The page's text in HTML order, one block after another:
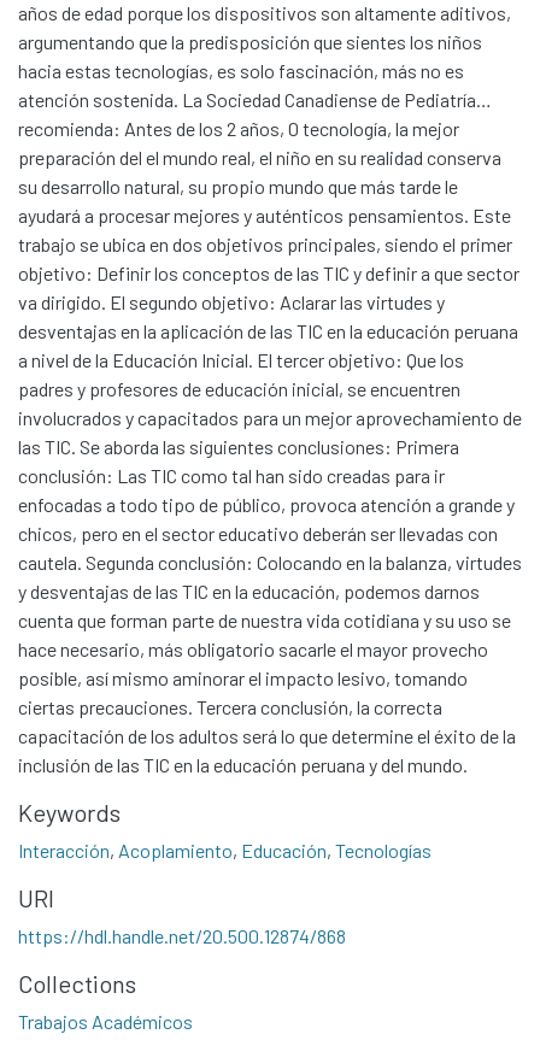
Communities & Collections
All of DSpace
Statistics
Contacto
Políticas
años de edad porque los dispositivos son altamente aditivos,
argumentando que la predisposición que sientes los niños
hacia estas tecnologías, es solo fascinación, más no es
atención sostenida. La Sociedad Canadiense de Pediatría…
recomienda: Antes de los 2 años, 0 tecnología, la mejor
preparación del el mundo real, el niño en su realidad conserva
su desarrollo natural, su propio mundo que más tarde le
ayudará a procesar mejores y auténticos pensamientos. Este
trabajo se ubica en dos objetivos principales, siendo el primer
objetivo: Definir los conceptos de las TIC y definir a que sector
va dirigido. El segundo objetivo: Aclarar las virtudes y
desventajas en la aplicación de las TIC en la educación peruana
a nivel de la Educación Inicial. El tercer objetivo: Que los
padres y profesores de educación inicial, se encuentren
involucrados y capacitados para un mejor aprovechamiento de
las TIC. Se aborda las siguientes conclusiones: Primera
conclusión: Las TIC como tal han sido creadas para ir
enfocadas a todo tipo de público, provoca atención a grande y
chicos, pero en el sector educativo deberán ser llevadas con
cautela. Segunda conclusión: Colocando en la balanza, virtudes
y desventajas de las TIC en la educación, podemos darnos
cuenta que forman parte de nuestra vida cotidiana y su uso se
hace necesario, más obligatorio sacarle el mayor provecho
posible, así mismo aminorar el impacto lesivo, tomando
ciertas precauciones. Tercera conclusión, la correcta
capacitación de los adultos será lo que determine el éxito de la
inclusión de las TIC en la educación peruana y del mundo.
Keywords
Interacción, Acoplamiento, Educación, Tecnologías
URI
https://hdl.handle.net/20.500.12874/868
Collections
Trabajos Académicos